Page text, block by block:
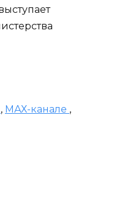
, МАХ-канале ,